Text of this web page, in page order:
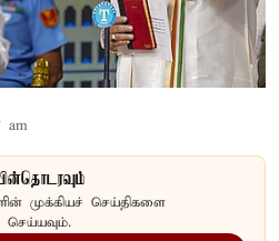
am
முக்கியச் செய்திகளை
செய்யவும்.